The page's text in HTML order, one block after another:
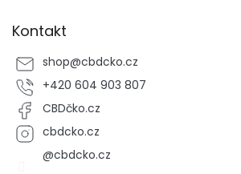
Kontakt
shop@cbdcko.cz
+420 604 903 807
CBDčko.cz
cbdcko.cz
@cbdcko.cz